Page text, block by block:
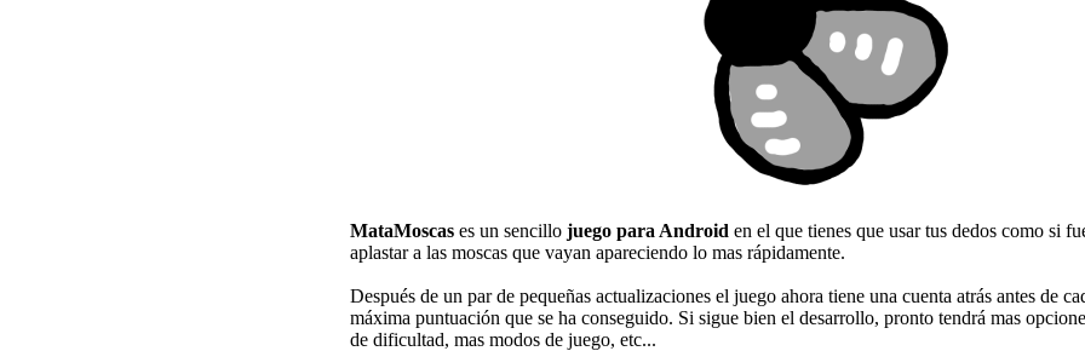
MataMoscas es un sencillo juego para Android en el que tienes que usar tus dedos como si
aplastar a las moscas que vayan apareciendo lo mas rápidamente.
Después de un par de pequeñas actualizaciones el juego ahora tiene una cuenta atrás antes de
máxima puntuación que se ha conseguido. Si sigue bien el desarrollo, pronto tendrá mas
de dificultad, mas modos de juego, etc...